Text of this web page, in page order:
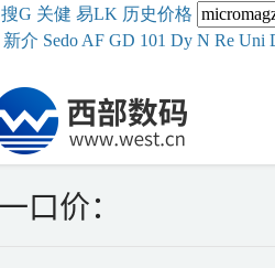
搜G 关健 易LK 历史价格
新介 Sedo AF GD 101 Dy N Re Uni